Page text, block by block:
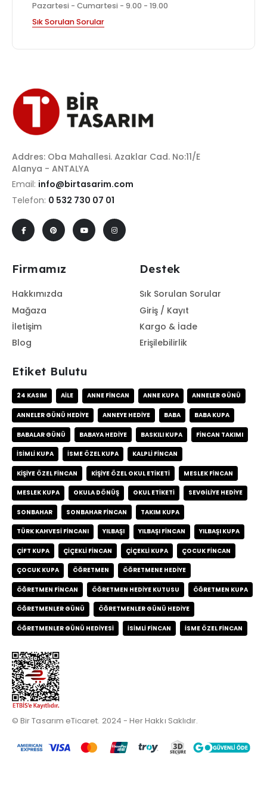
Pazartesi - Cumartesi - 9.00 - 19.00
Sık Sorulan Sorular
Addres: Oba Mahallesi. Azaklar Cad. No:11/E
Alanya - ANTALYA
Email: info@birtasarim.com
Telefon: 0 532 730 07 01
Firmamız
Hakkımızda
Mağaza
İletişim
Blog
Destek
Sık Sorulan Sorular
Giriş / Kayıt
Kargo & İade
Erişilebilirlik
Etiket Bulutu
24 KASIM AILE ANNE FINCAN ANNE KUPA ANNELER GÜNÜ
ANNELER GÜNÜ HEDIYE ANNEYE HEDIYE BABA BABA KUPA
BABALAR GÜNÜ BABAYA HEDIYE BASKILI KUPA FINCAN TAKIMI
ISIMLI KUPA ISME ÖZEL KUPA KALPLI FINCAN
KIŞIYE ÖZEL FINCAN KIŞIYE ÖZEL OKUL ETIKETI MESLEK FINCAN
MESLEK KUPA OKULA DÖNÜŞ OKUL ETIKETI SEVGILIYE HEDIYE
SONBAHAR SONBAHAR FINCAN TAKIM KUPA
TÜRK KAHVESI FINCANI YILBAŞI YILBAŞI FINCAN YILBAŞI KUPA
ÇIFT KUPA ÇIÇEKLI FINCAN ÇIÇEKLI KUPA ÇOCUK FINCAN
ÇOCUK KUPA ÖĞRETMEN ÖĞRETMENE HEDIYE
ÖĞRETMEN FINCAN ÖĞRETMEN HEDIYE KUTUSU ÖĞRETMEN KUPA
ÖĞRETMENLER GÜNÜ ÖĞRETMENLER GÜNÜ HEDIYE
ÖĞRETMENLER GÜNÜ HEDIYESI İSIMLI FINCAN İSME ÖZEL FINCAN
© Bir Tasarım eTicaret. 2024 - Her Hakkı Saklıdır.